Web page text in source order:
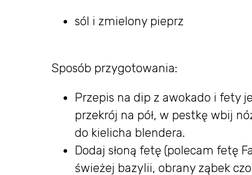
sól i zmielony pieprz
Sposób przygotowania:
Przepis na dip z awokado i fety
przekrój na pół, w pestkę wbij
do kielicha blendera.
Dodaj słoną fetę (polecam fetę
świeżej bazylii, obrany ząbek